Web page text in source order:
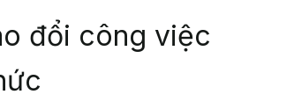
đổi công việc